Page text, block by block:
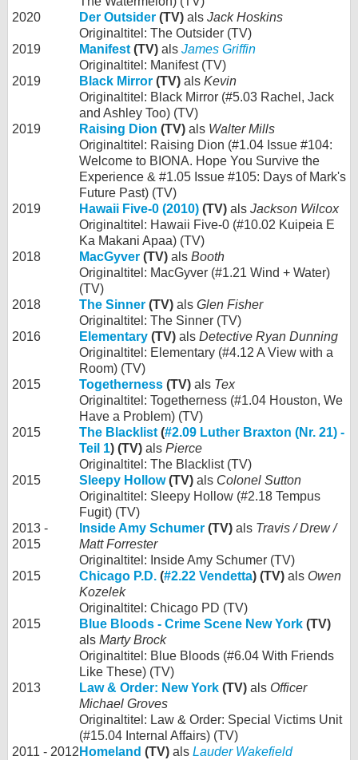
2020
Der Outsider (TV) als Jack Hoskins
Originaltitel: The Outsider (TV)
2019
Manifest (TV) als James Griffin
Originaltitel: Manifest (TV)
2019
Black Mirror (TV) als Kevin
Originaltitel: Black Mirror (#5.03 Rachel, Jack
and Ashley Too) (TV)
2019
Raising Dion (TV) als Walter Mills
Originaltitel: Raising Dion (#1.04 Issue #104:
Welcome to BIONA. Hope You Survive the
Experience & #1.05 Issue #105: Days of Mark's
Future Past) (TV)
2019
Hawaii Five-0 (2010) (TV) als Jackson Wilcox
Originaltitel: Hawaii Five-0 (#10.02 Kuipeia E
Ka Makani Apaa) (TV)
2018
MacGyver (TV) als Booth
Originaltitel: MacGyver (#1.21 Wind + Water)
(TV)
2018
The Sinner (TV) als Glen Fisher
Originaltitel: The Sinner (TV)
2016
Elementary (TV) als Detective Ryan Dunning
Originaltitel: Elementary (#4.12 A View with a
Room) (TV)
2015
Togetherness (TV) als Tex
Originaltitel: Togetherness (#1.04 Houston, We
Have a Problem) (TV)
2015
The Blacklist (#2.09 Luther Braxton (Nr. 21) -
Teil 1) (TV) als Pierce
Originaltitel: The Blacklist (TV)
2015
Sleepy Hollow(TV) als Colonel Sutton
Originaltitel: Sleepy Hollow (#2.18 Tempus
Fugit) (TV)
2013 -
2015
Inside Amy Schumer (TV) als Travis / Drew /
Matt Forrester
Originaltitel: Inside Amy Schumer (TV)
2015
Chicago P.D. (#2.22 Vendetta) (TV) als Owen
Kozelek
Originaltitel: Chicago PD (TV)
2015
Blue Bloods - Crime Scene New York (TV)
als Marty Brock
Originaltitel: Blue Bloods (#6.04 With Friends
Like These) (TV)
2013
Law & Order: New York (TV) als Officer
Michael Groves
Originaltitel: Law & Order: Special Victims Unit
(#15.04 Internal Affairs) (TV)
2011 - 2012 Homeland (TV) als Lauder Wakefield